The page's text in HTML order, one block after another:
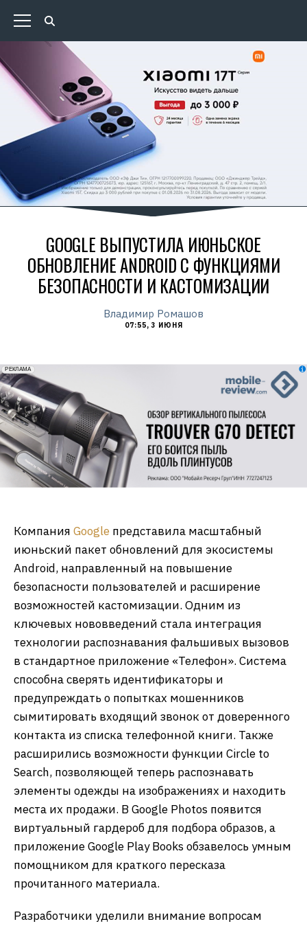
GOOGLE ВЫПУСТИЛА ИЮНЬСКОЕ
ОБНОВЛЕНИЕ ANDROID С ФУНКЦИЯМИ
БЕЗОПАСНОСТИ И КАСТОМИЗАЦИИ
Владимир Ромашов
07:55, 3 ИЮНЯ
erid: 2VfnxxmNzs5
РЕКЛАМА
Компания Google представила масштабный
июньский пакет обновлений для экосистемы
Android, направленный на повышение
безопасности пользователей и расширение
возможностей кастомизации. Одним из
ключевых нововведений стала интеграция
технологии распознавания фальшивых вызовов
в стандартное приложение «Телефон». Система
способна сверять идентификаторы и
предупреждать о попытках мошенников
сымитировать входящий звонок от доверенного
контакта из списка телефонной книги. Также
расширились возможности функции Circle to
Search, позволяющей теперь распознавать
элементы одежды на изображениях и находить
места их продажи. В Google Photos появится
виртуальный гардероб для подбора образов, а
приложение Google Play Books обзавелось умным
помощником для краткого пересказа
прочитанного материала.
Разработчики уделили внимание вопросам